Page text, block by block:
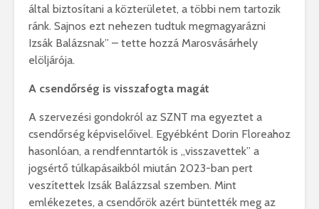
által biztosítani a közterületet, a többi nem tartozik
ránk. Sajnos ezt nehezen tudtuk megmagyarázni
Izsák Balázsnak” – tette hozzá Marosvásárhely
elöljárója.
A csendőrség is visszafogta magát
A szervezési gondokról az SZNT ma egyeztet a
csendőrség képviselőivel. Egyébként Dorin Floreahoz
hasonlóan, a rendfenntartók is „visszavettek” a
jogsértő túlkapásaikból miután 2023-ban pert
veszítettek Izsák Balázzsal szemben. Mint
emlékezetes, a csendőrök azért büntették meg az